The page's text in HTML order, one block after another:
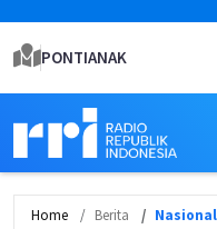
PONTIANAK
Home Berita Nasional